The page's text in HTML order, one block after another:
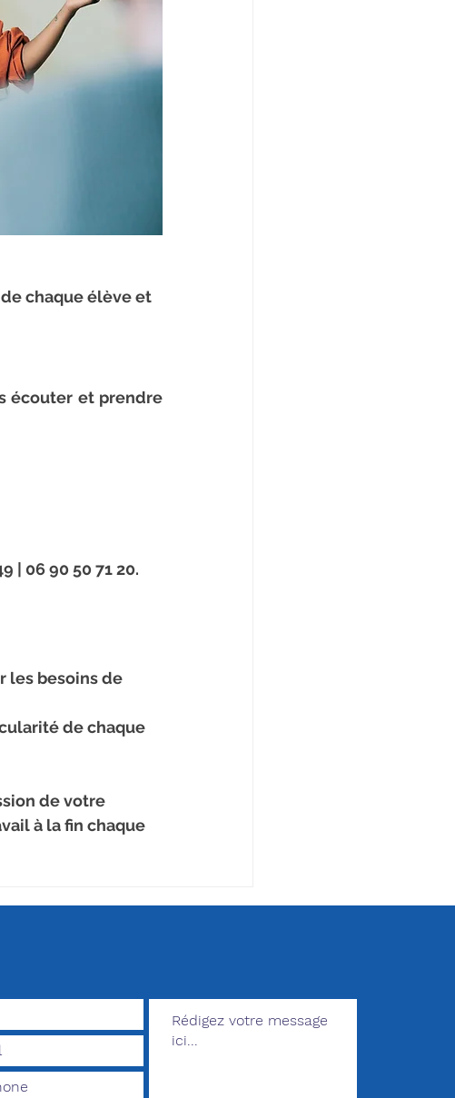
chaque élève et
écouter et prendre
| 06 90 50 71 20.
les besoins de
de chaque
de votre
à la fin chaque